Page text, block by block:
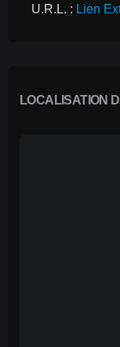
U.R.L. : Lien
LOCALISATION